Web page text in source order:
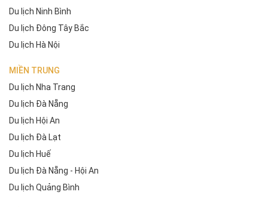
Du lịch Ninh Bình
Du lịch Đông Tây Bắc
Du lịch Hà Nội
MIỀN TRUNG
Du lịch Nha Trang
Du lịch Đà Nẵng
Du lịch Hội An
Du lịch Đà Lạt
Du lịch Huế
Du lịch Đà Nẵng - Hội An
Du lịch Quảng Bình